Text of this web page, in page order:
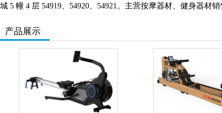
城 5 幢 4 层 54919、54920、54921。主营按摩器材、健身器
产品展示